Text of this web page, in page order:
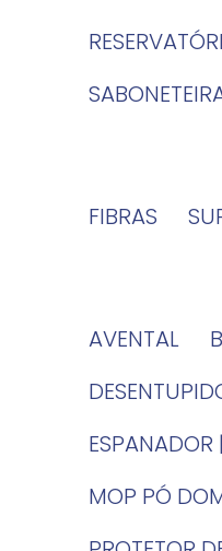
FIBRAS
AVENTAL
MOP PÓ